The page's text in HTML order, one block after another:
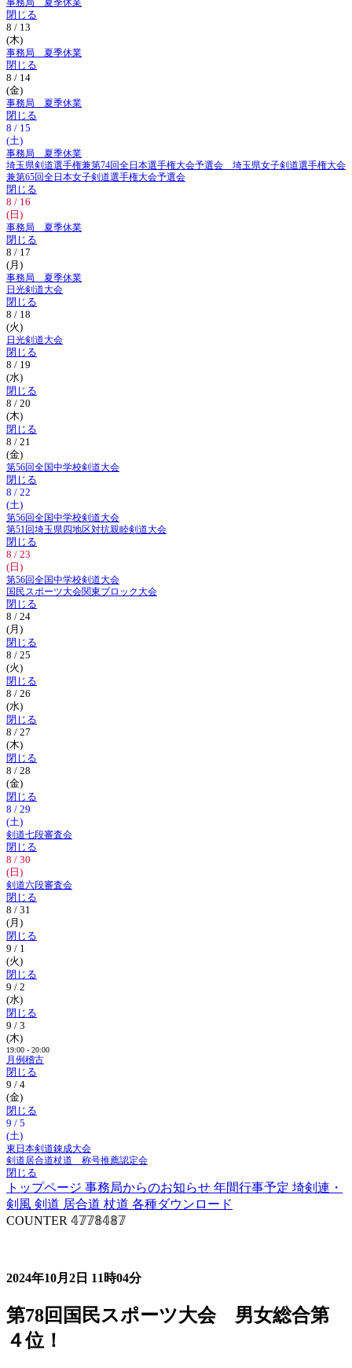
事務局 夏季休業
閉じる
8 / 13
(木)
事務局 夏季休業
閉じる
8 / 14
(金)
事務局 夏季休業
閉じる
8 / 15
(土)
事務局 夏季休業
埼玉県剣道選手権兼第74回全日本選手権大会予選会 埼玉県女子剣道選手権大会
兼第65回全日本女子剣道選手権大会予選会
閉じる
8 / 16
(日)
事務局 夏季休業
閉じる
8 / 17
(月)
事務局 夏季休業
日光剣道大会
閉じる
8 / 18
(火)
日光剣道大会
閉じる
8 / 19
(水)
閉じる
8 / 20
(木)
閉じる
8 / 21
(金)
第56回全国中学校剣道大会
閉じる
8 / 22
(土)
第56回全国中学校剣道大会
第51回埼玉県四地区対抗親睦剣道大会
閉じる
8 / 23
(日)
第56回全国中学校剣道大会
国民スポーツ大会関東ブロック大会
閉じる
8 / 24
(月)
閉じる
8 / 25
(火)
閉じる
8 / 26
(水)
閉じる
8 / 27
(木)
閉じる
8 / 28
(金)
閉じる
8 / 29
(土)
剣道七段審査会
閉じる
8 / 30
(日)
剣道六段審査会
閉じる
8 / 31
(月)
閉じる
9 / 1
(火)
閉じる
9 / 2
(水)
閉じる
9 / 3
(木)
19:00 - 20:00
月例稽古
閉じる
9 / 4
(金)
閉じる
9 / 5
(土)
東日本剣道錬成大会
剣道居合道杖道 称号推薦認定会
閉じる
トップページ 事務局からのお知らせ 年間行事予定 埼剣連・
剣風 剣道 居合道 杖道 各種ダウンロード
COUNTER 𝟜𝟟𝟟𝟠𝟜𝟠𝟟
2024年10月2日 11時04分
第78回国民スポーツ大会 男女総合第
４位！